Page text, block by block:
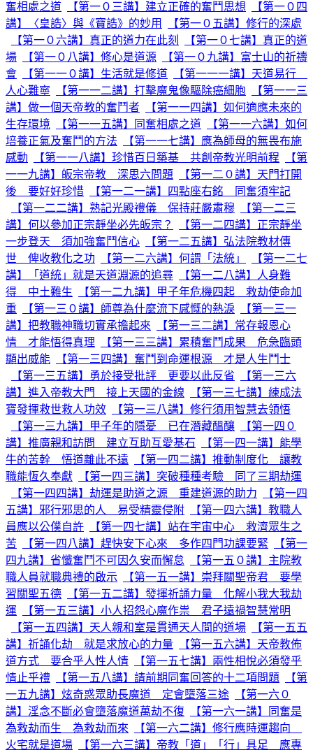
奮相處之道
【第一０三講】建立正確的奮鬥思想
【第一０四
講】〈皇誥〉與《寶誥》的妙用
【第一０五講】修行的深處
【第一０六講】真正的道力在此刻
【第一０七講】真正的道
場
【第一０八講】修心是道源
【第一０九講】富士山的祈禱
會
【第一一０講】生活就是修道
【第一一一講】天道易行
人心難寧
【第一一二講】打擊魔鬼像驅除癌細胞
【第一一三
講】做一個天帝教的奮鬥者
【第一一四講】如何適應未來的
生存環境
【第一一五講】同奮相處之道
【第一一六講】如何
培養正氣及奮鬥的方法
【第一一七講】應為師母的無畏布施
感動
【第一一八講】珍惜百日築基 共創帝教光明前程
【第
一一九講】皈宗帝教 深思六問題
【第一二０講】天門打開
後 要好好珍惜
【第一二一講】四點座右銘 同奮須牢記
【第一二二講】熟記光殿禮儀 保持莊嚴肅穆
【第一二三
講】何以參加正宗靜坐必先皈宗？
【第一二四講】正宗靜坐
一步登天 須加強奮鬥信心
【第一二五講】弘法院教材傳
世 俾收教化之功
【第一二六講】何謂「法統」
【第一二七
講】「道統」就是天道淵源的追尋
【第一二八講】人身難
得 中土難生
【第一二九講】甲子年危機四起 救劫使命加
重
【第一三０講】師尊為什麼流下感慨的熱淚
【第一三一
講】把教職神職切實承擔起來
【第一三二講】常存報恩心
情 才能悟得真理
【第一三三講】累積奮鬥成果 危急臨頭
顯出威能
【第一三四講】奮鬥到命運根源 才是人生鬥士
【第一三五講】勇於接受批評 更要以此反省
【第一三六
講】進入帝教大門 接上天國的金線
【第一三七講】練成法
寶發揮救世救人功效
【第一三八講】修行須用智慧去領悟
【第一三九講】甲子年的隱憂 已在潛藏醞釀
【第一四０
講】推廣親和訪問 建立互助互愛基石
【第一四一講】能學
牛的苦幹 悟道離此不遠
【第一四二講】推動制度化 讓教
職能恆久奉獻
【第一四三講】突破種種考驗 同了三期劫運
【第一四四講】劫運是助道之源 重建道源的助力
【第一四
五講】邪行邪思的人 易受精靈侵附
【第一四六講】教職人
員應以公僕自許
【第一四七講】站在宇宙中心 救濟眾生之
苦
【第一四八講】趕快安下心來 多作四門功課要緊
【第一
四九講】省懺奮鬥不可因久安而懈怠
【第一五０講】主院教
職人員就職典禮的啟示
【第一五一講】崇拜關聖帝君 要學
習關聖五德
【第一五二講】發揮祈誦力量 化解小我大我劫
運
【第一五三講】小人招怨心魔作祟 君子遠禍智慧常明
【第一五四講】天人親和室是貫通天人間的道場
【第一五五
講】祈誦化劫 就是求放心的力量
【第一五六講】天帝教佈
道方式 要合乎人性人情
【第一五七講】兩性相悅必須發乎
情止乎禮
【第一五八講】請前期同奮回答的十二項問題
【第
一五九講】炫奇惑眾助長魔道 定會墮落三途
【第一六０
講】淫念不斷必會墮落魔道萬劫不復
【第一六一講】同奮是
為救劫而生 為救劫而來
【第一六二講】修行應時運趨向
火宅就是道場
【第一六三講】帝教「道」「行」具足 應專